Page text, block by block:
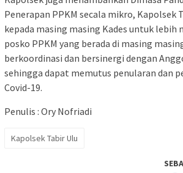
Penerapan PPKM secala mikro, Kapolsek
kepada masing masing Kades untuk
posko PPKM yang berada di masing
berkoordinasi dan bersinergi dengan
sehingga dapat memutus penularan dan
Covid-19.
Penulis : Ory Nofriadi
Kapolsek Tabir Ulu